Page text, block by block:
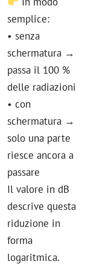
semplice:
• senza
schermatura →
passa il 100 %
delle radiazioni
• con
schermatura →
solo una parte
riesce ancora a
passare
Il valore in dB
descrive questa
riduzione in
forma
logaritmica.